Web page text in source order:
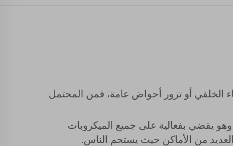
الخلفي أو تزور أحواض عامة، فمن المحتمل
يقضي بفعالية على جميع الميكروبات
من الأماكن حيث يستحم الناس.